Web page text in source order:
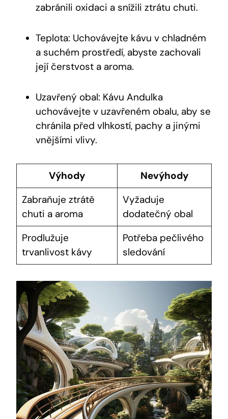
zabránili oxidaci a snížili ztrátu chuti.
Teplota: Uchovávejte kávu v chladném
a suchém prostředí, abyste zachovali
její čerstvost a aroma.
Uzavřený obal: Kávu Andulka
uchovávejte v uzavřeném obalu, aby se
chránila před vlhkostí, pachy a jinými
vnějšími vlivy.
Výhody
Nevýhody
Zabraňuje ztrátě
chuti a aroma
Vyžaduje
dodatečný obal
Prodlužuje
trvanlivost kávy
Potřeba pečlivého
sledování